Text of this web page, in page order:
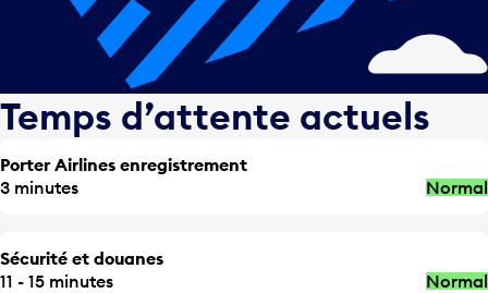
Temps d’attente actuels
Porter Airlines enregistrement
3 minutes
Normal
Sécurité et douanes
11 - 15 minutes
Normal